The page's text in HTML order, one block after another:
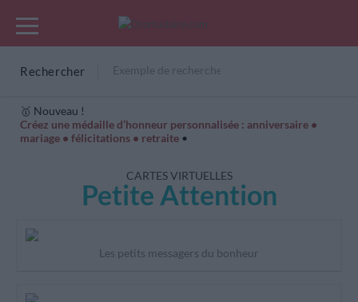
Rechercher
🥇 Nouveau !
Créez une médaille d’honneur personnalisée : anniversaire •
mariage • félicitations • retraite •
Cartes Hiver Cadeaux années de naissance
CARTES VIRTUELLES
Petite Attention
Les petits messagers du bonheur